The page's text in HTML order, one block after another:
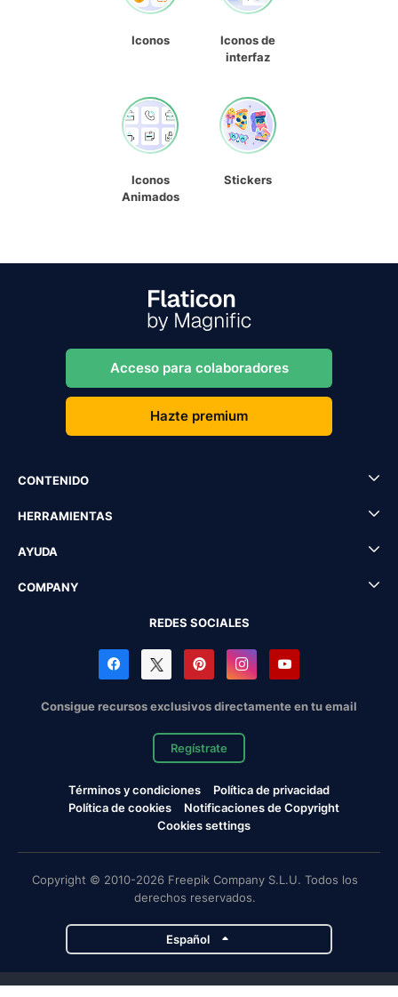
Iconos
Iconos de
interfaz
Iconos
Animados
Stickers
Acceso para colaboradores
Hazte premium
CONTENIDO
HERRAMIENTAS
AYUDA
COMPANY
REDES SOCIALES
Consigue recursos exclusivos directamente en tu email
Regístrate
Términos y condiciones
Política de privacidad
Política de cookies
Notificaciones de Copyright
Cookies settings
Copyright © 2010-2026 Freepik Company S.L.U. Todos los
derechos reservados.
Español